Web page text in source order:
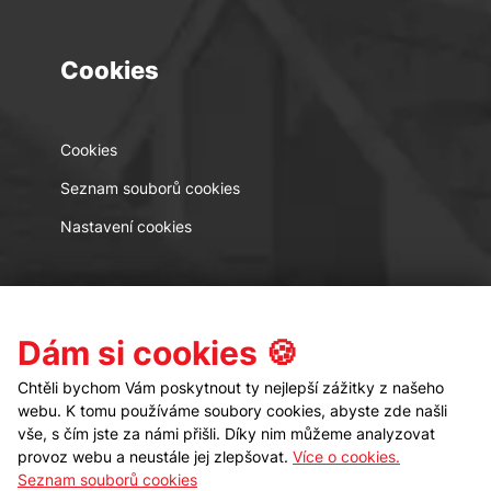
Cookies
Cookies
Seznam souborů cookies
Nastavení cookies
Kontakt Sledujte nás
Dám si cookies 🍪
Chtěli bychom Vám poskytnout ty nejlepší zážitky z našeho
webu. K tomu používáme soubory cookies, abyste zde našli
vše, s čím jste za námi přišli. Díky nim můžeme analyzovat
provoz webu a neustále jej zlepšovat. Více o cookies.
Seznam souborů cookies